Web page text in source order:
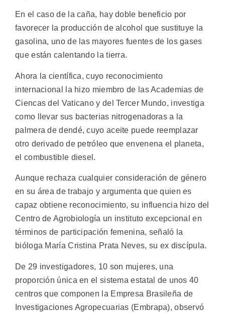
En el caso de la caña, hay doble beneficio por
favorecer la producción de alcohol que sustituye la
gasolina, uno de las mayores fuentes de los gases
que están calentando la tierra.
Ahora la científica, cuyo reconocimiento
internacional la hizo miembro de las Academias de
Ciencas del Vaticano y del Tercer Mundo, investiga
como llevar sus bacterias nitrogenadoras a la
palmera de dendé, cuyo aceite puede reemplazar
otro derivado de petróleo que envenena el planeta,
el combustible diesel.
Aunque rechaza cualquier consideración de género
en su área de trabajo y argumenta que quien es
capaz obtiene reconocimiento, su influencia hizo del
Centro de Agrobiología un instituto excepcional en
términos de participación femenina, señaló la
bióloga María Cristina Prata Neves, su ex discípula.
De 29 investigadores, 10 son mujeres, una
proporción única en el sistema estatal de unos 40
centros que componen la Empresa Brasileña de
Investigaciones Agropecuarias (Embrapa), observó